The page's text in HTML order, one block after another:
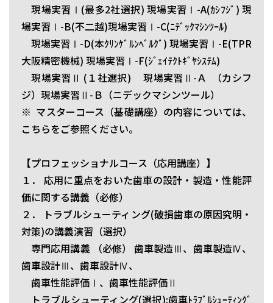
現場実習Ⅰ(最多2社選択) 現場実習Ⅰ-A(ｶｼﾌｼﾞ) 現
場実習Ⅰ-B(不二越)現場実習Ⅰ-C(ﾆﾃﾞｯｸﾏｼﾝﾂｰﾙ)
現場実習Ⅰ-D(本ｸﾘﾝｹﾞﾙﾝﾍﾞﾙｸﾞ) 現場実習Ⅰ-E(TPR
大阪精密機械) 現場実習Ⅰ-F(ｼﾞｪｲﾃｸﾄｷﾞﾔｼｽﾃﾑ)
現場実習Ⅱ (１社選択) 現場実習Ⅱ-Ａ （カシフ
ジ）現場実習Ⅱ-Ｂ（ニデックマシンツール）
※ マスターコース（基礎講座）の内容については、
こちらをご参照ください。
【プロフェッショナルコース（応用講座）】
１． 応用に重点をおいた歯車の設計・製造・性能評
価に関する講義（必修）
２． トラブルシューティング(破損歯車の原因究明・
対策)の講義演習（選択）
専門応用講義 （必修） 歯車製造Ⅲ、歯車製造Ⅳ、
歯車設計Ⅲ、歯車設計Ⅳ、
歯車性能評価Ⅰ、歯車性能評価Ⅱ
トラブルシューティング(選択):歯車ﾄﾗﾌﾞﾙｼｭｰﾃｨﾝｸﾞ